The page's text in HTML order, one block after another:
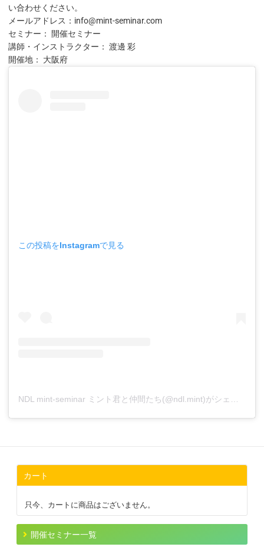
い合わせください。
メールアドレス：info@mint-seminar.com
セミナー： 開催セミナー
講師・インストラクター： 渡邊 彩
開催地： 大阪府
この投稿をInstagramで見る
NDL mint-seminar ミント君と仲間たち(@ndl.mint)がシェアした投稿
カート
只今、カートに商品はございません。
開催セミナー一覧